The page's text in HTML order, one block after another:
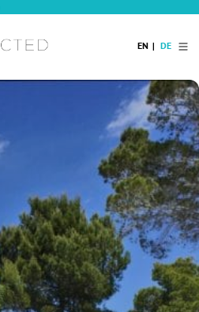
EN DE